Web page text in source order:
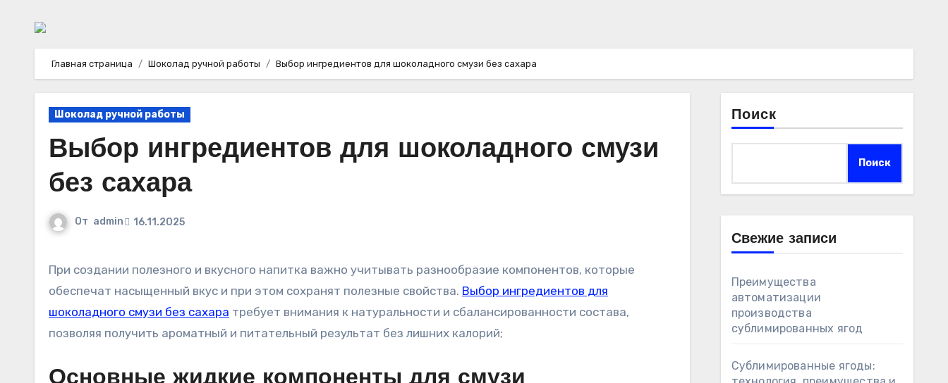
Главная страница Шоколад ручной работы Выбор ингредиентов для шоколадного смузи без сахара
Шоколад ручной работы
Выбор ингредиентов для шоколадного смузи
без сахара
От admin 16.11.2025
При создании полезного и вкусного напитка важно учитывать разнообразие компонентов, которые
обеспечат насыщенный вкус и при этом сохранят полезные свойства. Выбор ингредиентов для
шоколадного смузи без сахара требует внимания к натуральности и сбалансированности состава,
позволяя получить ароматный и питательный результат без лишних калорий;
Поиск
Поиск
Свежие записи
Преимущества
автоматизации
производства
сублимированных ягод
Сублимированные ягоды: